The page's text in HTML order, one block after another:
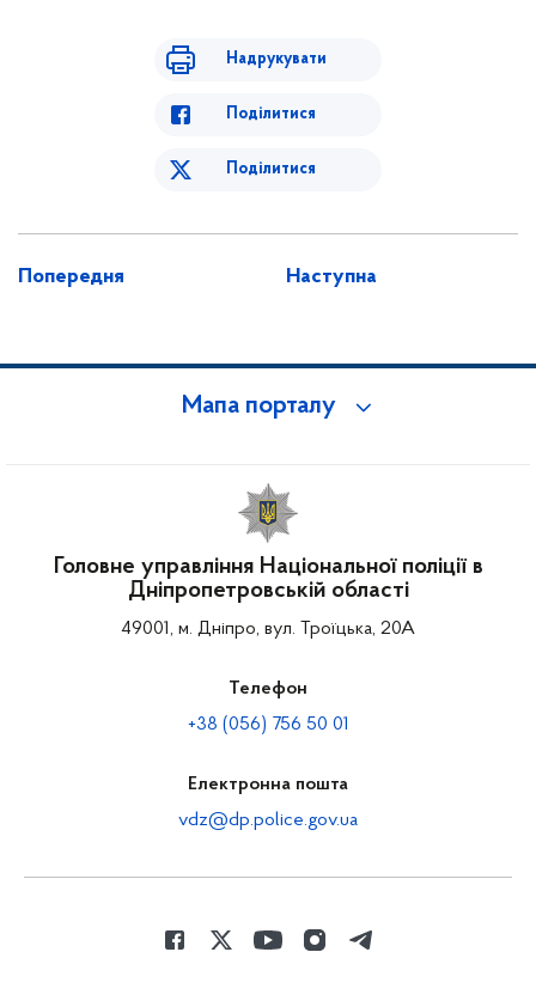
Надрукувати
Поділитися
Поділитися
Попередня Наступна
Мапа порталу
Головне управління Національної поліції в
Дніпропетровській області
49001, м. Дніпро, вул. Троїцька, 20А
Телефон
+38 (056) 756 50 01
Електронна пошта
vdz@dp.police.gov.ua